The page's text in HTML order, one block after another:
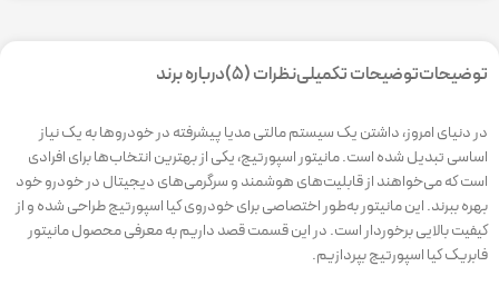
توضیحاتتوضیحات تکمیلینظرات (5) درباره برند
در دنیای امروز، داشتن یک سیستم مالتی مدیا پیشرفته در خودروها به یک نیاز
اساسی تبدیل شده است. مانیتور اسپورتیج، یکی از بهترین انتخاب‌ها برای افرادی
است که می‌خواهند از قابلیت‌های هوشمند و سرگرمی‌های دیجیتال در خودرو خود
بهره ببرند. این مانیتور به‌طور اختصاصی برای خودروی کیا اسپورتیج طراحی شده و از
کیفیت بالایی برخوردار است. در این قسمت قصد داریم به معرفی محصول مانیتور
فابریک کیا اسپورتیج بپردازیم.